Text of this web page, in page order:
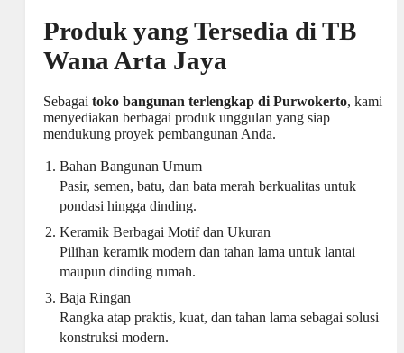
Produk yang Tersedia di TB
Wana Arta Jaya
Sebagai toko bangunan terlengkap di Purwokerto, kami
menyediakan berbagai produk unggulan yang siap
mendukung proyek pembangunan Anda.
Bahan Bangunan Umum
Pasir, semen, batu, dan bata merah berkualitas untuk
pondasi hingga dinding.
Keramik Berbagai Motif dan Ukuran
Pilihan keramik modern dan tahan lama untuk lantai
maupun dinding rumah.
Baja Ringan
Rangka atap praktis, kuat, dan tahan lama sebagai solusi
konstruksi modern.